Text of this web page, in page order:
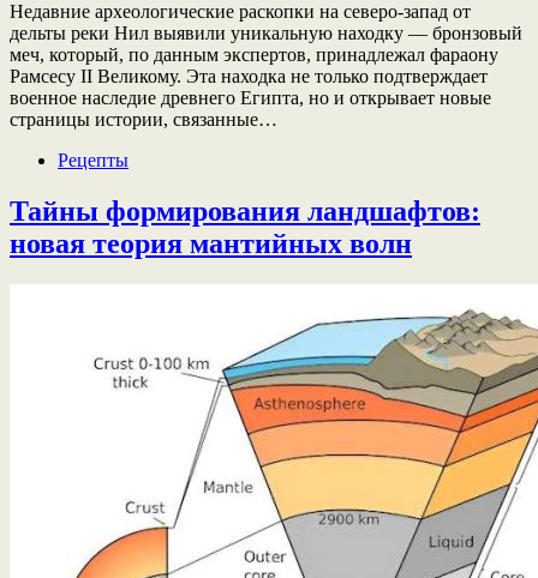
Недавние археологические раскопки на северо-запад от
дельты реки Нил выявили уникальную находку — бронзовый
меч, который, по данным экспертов, принадлежал фараону
Рамсесу II Великому. Эта находка не только подтверждает
военное наследие древнего Египта, но и открывает новые
страницы истории, связанные…
Рецепты
Тайны формирования ландшафтов:
новая теория мантийных волн